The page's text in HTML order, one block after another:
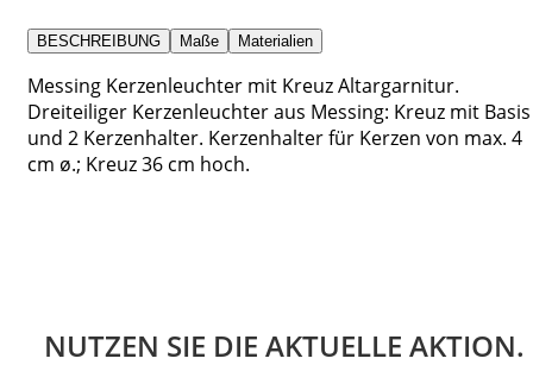
BESCHREIBUNG Maße Materialien
Messing Kerzenleuchter mit Kreuz Altargarnitur.
Dreiteiliger Kerzenleuchter aus Messing: Kreuz mit Basis
und 2 Kerzenhalter. Kerzenhalter für Kerzen von max. 4
cm ø.; Kreuz 36 cm hoch.
NUTZEN SIE DIE AKTUELLE AKTION.